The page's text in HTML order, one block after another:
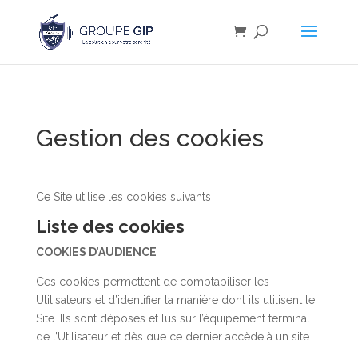
Gestion des cookies
Ce Site utilise les cookies suivants
Liste des cookies
COOKIES D’AUDIENCE :
Ces cookies permettent de comptabiliser les
Utilisateurs et d’identifier la manière dont ils utilisent le
Site. Ils sont déposés et lus sur l’équipement terminal
de l’Utilisateur et dès que ce dernier accède à un site